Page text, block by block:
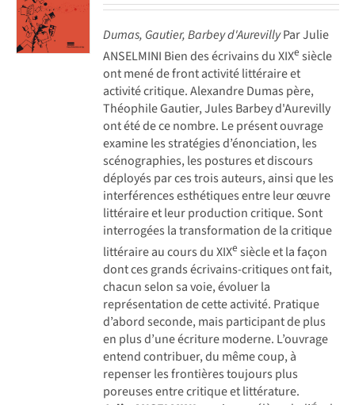
Dumas, Gautier, Barbey d'AurevillyPar Julie
ANSELMINI Bien des écrivains du XIXe siècle
ont mené de front activité littéraire et
activité critique. Alexandre Dumas père,
Théophile Gautier, Jules Barbey d'Aurevilly
ont été de ce nombre. Le présent ouvrage
examine les stratégies d’énonciation, les
scénographies, les postures et discours
déployés par ces trois auteurs, ainsi que les
interférences esthétiques entre leur œuvre
littéraire et leur production critique. Sont
interrogées la transformation de la critique
littéraire au cours du XIXe siècle et la façon
dont ces grands écrivains-critiques ont fait,
chacun selon sa voie, évoluer la
représentation de cette activité. Pratique
d’abord seconde, mais participant de plus
en plus d’une écriture moderne. L’ouvrage
entend contribuer, du même coup, à
repenser les frontières toujours plus
poreuses entre critique et littérature.